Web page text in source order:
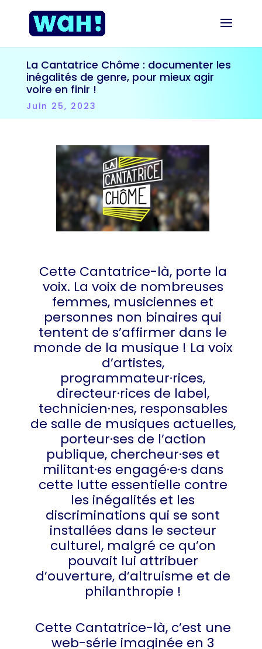
La Cantatrice Chôme : documenter les
inégalités de genre, pour mieux agir
voire en finir !
Juin 25, 2023
Cette Cantatrice-là, porte la
voix. La voix de nombreuses
femmes, musiciennes et
personnes non binaires qui
tentent de s’affirmer dans le
monde de la musique ! La voix
d’artistes,
programmateur·rices,
directeur·rices de label,
technicien·nes, responsables
de salle de musiques actuelles,
porteur·ses de l’action
publique, chercheur·ses et
militant·es engagé·e·s dans
cette lutte essentielle contre
les inégalités et les
discriminations qui se sont
installées dans le secteur
culturel, malgré ce qu’on
pouvait lui attribuer
d’ouverture, d’altruisme et de
philanthropie !
Cette Cantatrice-là, c’est une
web-série imaginée en 3